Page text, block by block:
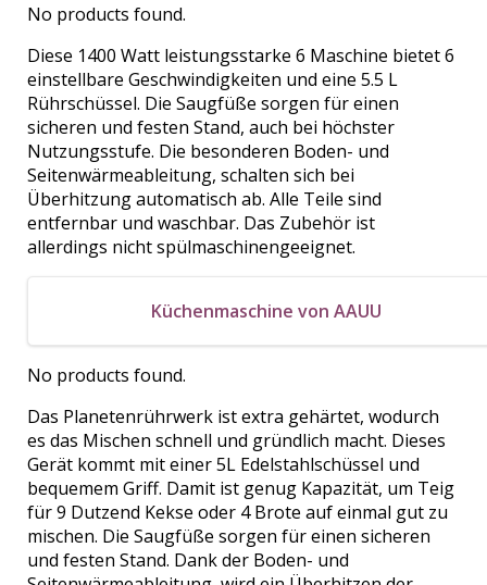
No products found.
Diese 1400 Watt leistungsstarke 6 Maschine bietet 6
einstellbare Geschwindigkeiten und eine 5.5 L
Rührschüssel. Die Saugfüße sorgen für einen
sicheren und festen Stand, auch bei höchster
Nutzungsstufe. Die besonderen Boden- und
Seitenwärmeableitung, schalten sich bei
Überhitzung automatisch ab. Alle Teile sind
entfernbar und waschbar. Das Zubehör ist
allerdings nicht spülmaschinengeeignet.
Küchenmaschine von AAUU
No products found.
Das Planetenrührwerk ist extra gehärtet, wodurch
es das Mischen schnell und gründlich macht. Dieses
Gerät kommt mit einer 5L Edelstahlschüssel und
bequemem Griff. Damit ist genug Kapazität, um Teig
für 9 Dutzend Kekse oder 4 Brote auf einmal gut zu
mischen. Die Saugfüße sorgen für einen sicheren
und festen Stand. Dank der Boden- und